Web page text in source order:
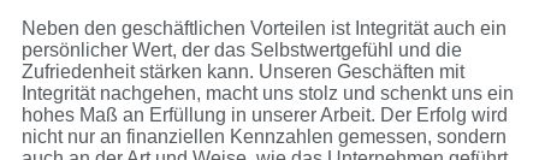
Neben den geschäftlichen Vorteilen ist Integrität auch ein
persönlicher Wert, der das Selbstwertgefühl und die
Zufriedenheit stärken kann. Unseren Geschäften mit
Integrität nachgehen, macht uns stolz und schenkt uns ein
hohes Maß an Erfüllung in unserer Arbeit. Der Erfolg wird
nicht nur an finanziellen Kennzahlen gemessen, sondern